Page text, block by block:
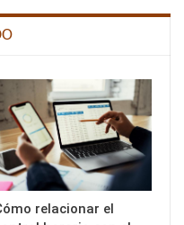
relacionar el